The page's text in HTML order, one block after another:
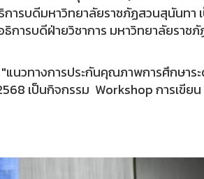
รบดีมหาวิทยาลัยราชภัฏสวนสุนันทา
ารบดีฝ่ายวิชาการ มหาวิทยาลัยราชภั
นวทางการประกันคุณภาพการศึกษาร
เป็นกิจกรรม Workshop การเขียน